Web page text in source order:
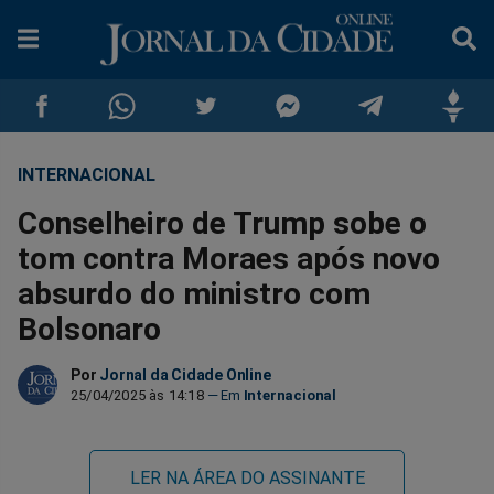
Compartilhar
no
Facebook
Compartilhar
no
Whatsapp
no
Twitter
no
Messenger
no
Telegram
INTERNACIONAL
Conselheiro de Trump sobe o
tom contra Moraes após novo
absurdo do ministro com
Bolsonaro
Por Jornal da Cidade Online
25/04/2025 às 14:18 Internacional
LER NA ÁREA DO ASSINANTE